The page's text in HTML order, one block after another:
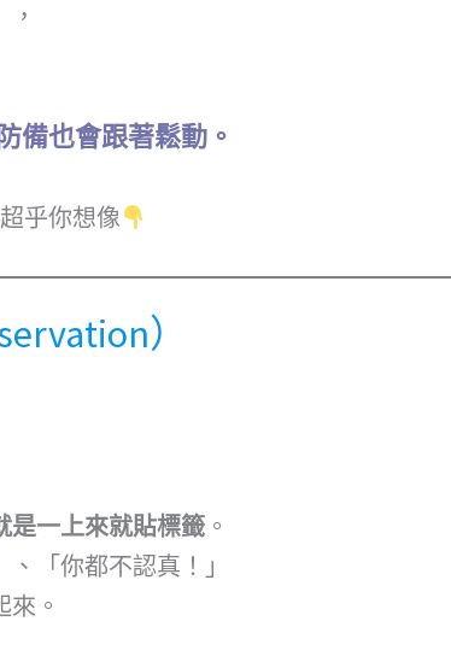
備也會跟著鬆動。
乎你想像
）
是一上來就貼標籤 。
「你都不認真！」
。